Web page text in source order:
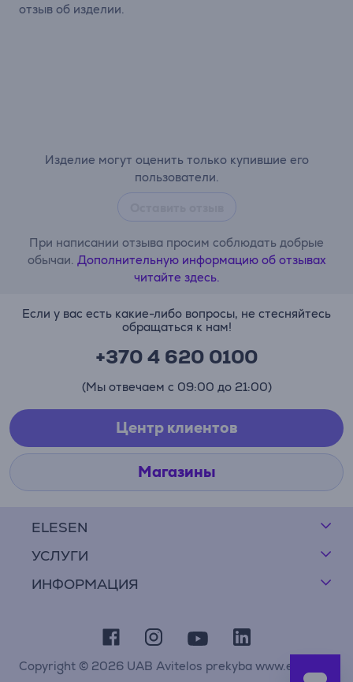
Изделие могут оценить только купившие его
пользователи.
При написании отзыва просим соблюдать добрые
обычаи. Дополнительную информацию об отзывах
читайте здесь.
отзыв об изделии.
ELESEN
УСЛУГИ
ИНФОРМАЦИЯ
Если у вас есть какие-либо вопросы, не стесняйтесь
обращаться к нам!
+370 4 620 0100
(Мы отвечаем с 09:00 до 21:00)
Центр клиентов
Магазины
Copyright © 2026 UAB Avitelos prekyba www.elesen.lt